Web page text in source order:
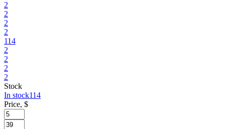
2
2
2
2
114
2
2
2
2
Stock
In stock114
Price, $